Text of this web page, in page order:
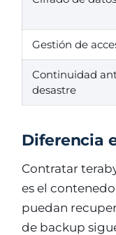
Gestión de
Continuidad
desastre
Diferencia
Contratar
es el
puedan
de backup